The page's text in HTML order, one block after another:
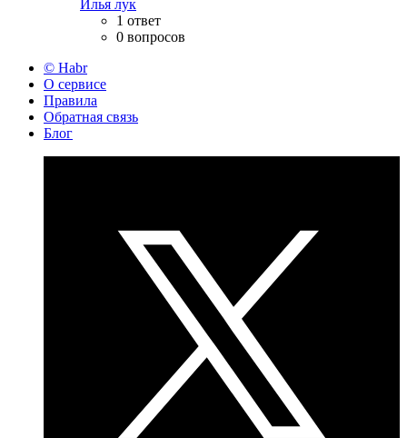
Илья лук
1 ответ
0 вопросов
© Habr
О сервисе
Правила
Обратная связь
Блог